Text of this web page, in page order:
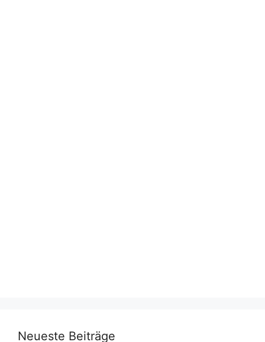
Neueste Beiträge